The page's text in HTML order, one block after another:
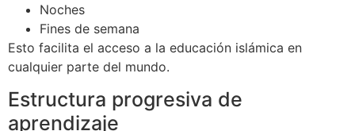
Noches
Fines de semana
Esto facilita el acceso a la educación islámica en
cualquier parte del mundo.
Estructura progresiva de
aprendizaje